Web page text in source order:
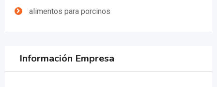
alimentos para porcinos
Información Empresa